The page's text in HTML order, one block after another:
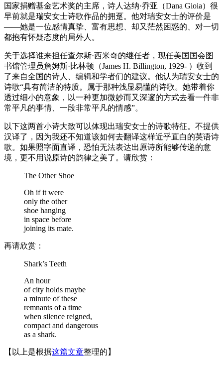
国家捐赠基金艺术奖的主席，诗人达纳·乔亚（Dana Gioia）很
早前就是瑞安女士诗歌作品的拥趸。他对瑞安女士的评价是
——她是一位感情真挚、富有思想、却又茫然困惑的、对一切
都抱有怀疑态度的局外人。
关于选择谁来担任查尔斯·西米奇的继任者，现任美国国会图
书馆管理员詹姆斯·比林顿（James H. Billington, 1929- ）收到
了来自全国的诗人、编辑和学者们的建议。他认为瑞安女士的
诗歌“具有简洁的特质。属于那种浅显易懂的诗歌。她带着你
透过细小的意象，以一种更加微妙而又深邃的方式去看一件非
常平凡的事情、一段非常平凡的情感”。
以下这两首小诗大致可以体现出瑞安女士的诗歌特征。不提供
汉译了，因为我还不知道该如何去翻译这样近乎直白的英语诗
歌。如果照字面直译，恐怕无法表达出原诗所能够传递的意
境，更不用说原诗的韵律之美了。请欣赏：
The Other Shoe
Oh if it were
only the other
shoe hanging
in space before
joining its mate.
再请欣赏：
Shark’s Teeth
An hour
of city holds maybe
a minute of these
remnants of a time
when silence reigned,
compact and dangerous
as a shark.
【以上是根据这篇文章整理的】